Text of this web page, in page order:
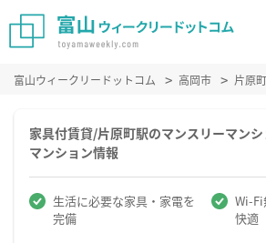
富山ウィークリードットコム 高岡市 片原
家具付賃貸/片原町駅のマンスリーマン
マンション情報
生活に必要な家具・家電を
完備
Wi-Fi
快適